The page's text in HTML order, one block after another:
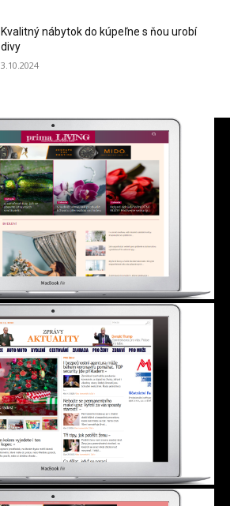
Kvalitný nábytok do kúpeľne s ňou urobí
divy
3.10.2024